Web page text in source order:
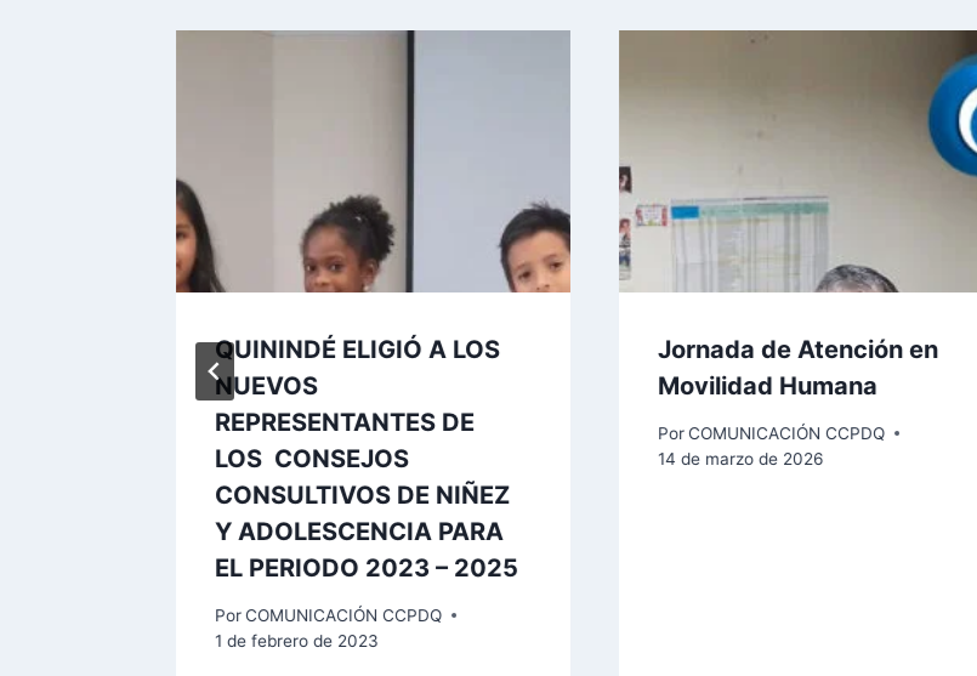
QUININDÉ ELIGIÓ A LOS
NUEVOS
REPRESENTANTES DE
LOS CONSEJOS
CONSULTIVOS DE NIÑEZ
Y ADOLESCENCIA PARA
EL PERIODO 2023 – 2025
PorCOMUNICACIÓN CCPDQ
1 de febrero de 2023
Jornada de Atención en
Movilidad Humana
Por COMUNICACIÓN CCPDQ
14 de marzo de 2026